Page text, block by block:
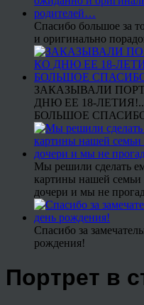
Спасибо большое за
и оригинально
ЗАКАЗЫВАЛИ
ДНЮ ЕЕ 18-
БОЛЬШОЕ
Мы решили сделать
картины нашей
дочери и мы не
Спасибо за
рождения!
Портрет в